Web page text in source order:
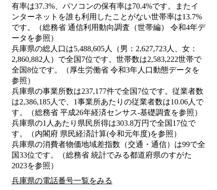
有率は37.3%、パソコンの保有率は70.4%です。またイ
ンターネットを誰も利用したことがない世帯率は13.7%
です。（総務省 通信利用動向調査（世帯編） 令和4年デ
ータを参照）
兵庫県の総人口は5,488,605人（男：2,627,723人、女：
2,860,882人）で全国7位です。世帯数は2,583,222世帯で
全国8位です。（厚生労働省 令和3年人口動態データを
参照）
兵庫県の事業所数は237,177件で全国7位です。従業者数
は2,386,185人で、1事業所あたりの従業者数は10.06人で
す。（総務省 平成26年経済センサス‐基礎調査を参照）
兵庫県の1人あたり県民所得は303.8万円で全国17位で
す。（内閣府 県民経済計算(令和元年度)を参照）
兵庫県の消費者物価地域差指数（交通・通信）は99で全
国33位です。（総務省 統計でみる都道府県のすがた
2023を参照）
兵庫県の電話番号一覧をみる